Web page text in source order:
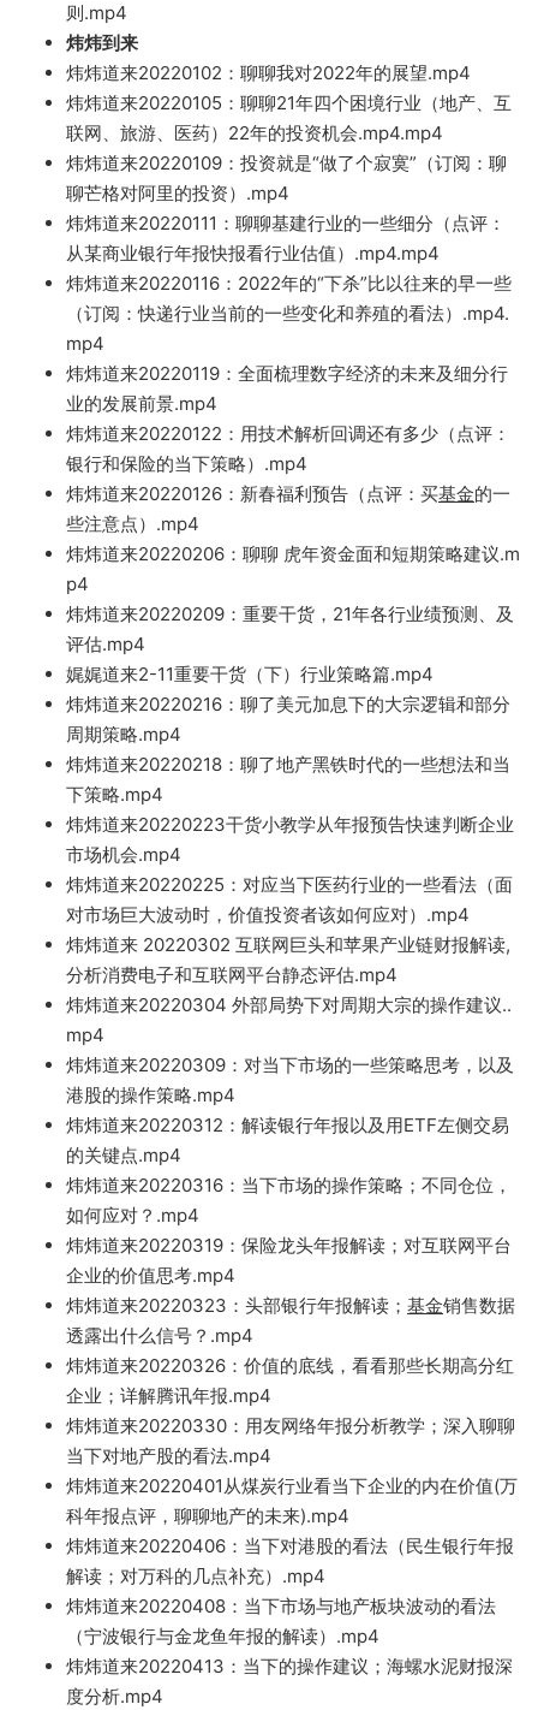
则.mp4
炜炜到来
炜炜道来20220102：聊聊我对2022年的展望.mp4
炜炜道来20220105：聊聊21年四个困境行业（地产、互
联网、旅游、医药）22年的投资机会.mp4.mp4
炜炜道来20220109：投资就是“做了个寂寞”（订阅：聊
聊芒格对阿里的投资）.mp4
炜炜道来20220111：聊聊基建行业的一些细分（点评：
从某商业银行年报快报看行业估值）.mp4.mp4
炜炜道来20220116：2022年的“下杀”比以往来的早一些
（订阅 ：快递行业当前的一些变化和养殖的看法）.mp4.
mp4
炜炜道来20220119：全面梳理数字经济的未来及细分行
业的发展前景.mp4
炜炜道来20220122： 用技术解析回调还有多少（点评：
银行和保险的当下策略）.mp4
炜炜道来20220126：新春福利 预告（点评：买基金的一
些注意点）.mp4
炜炜道来20220206：聊聊 虎年资金面和短期策略建议.m
p4
炜炜道来20220209：重要干货，21年各行业绩预测、及
评估.mp4
娓娓道来2-11重要干货（下）行业策略篇.mp4
炜炜道来20220216：聊了美元加息下的大宗逻辑和部分
周期策略.mp4
炜炜道来20220218：聊了地产黑铁时代的一些想法和当
下策略.mp4
炜炜道来20220223干货小教学从年报预告快速判断企业
市场机会.mp4
炜炜道来20220225：对应当下医药行业的一些看法（面
对市场巨大波动时， 价值投资者该如何应对）.mp4
炜炜道来 20220302 互联网巨头和苹果产业链财报解读,
分析消费电子和互联网平台静态评估.mp4
炜炜道来20220304 外部局势下对周期大宗的操作建议..
mp4
炜炜道来20220309：对当下市场的一些策略思考，以及
港股的操作策略.mp4
炜炜道来20220312：解读银行年报以及用ETF左侧交易
的关键点.mp4
炜炜道来20220316：当下市场的操作策略；不同仓位，
如何应对？.mp4
炜炜道来20220319：保险龙头年报解读；对互联网平台
企业的价值思考.mp4
炜炜道来20220323：头部银行年报解读 ； 基金销售数据
透露出什么信号 ？.mp4
炜炜道来20220326：价值的底线，看看那些长期高分红
企业；详解腾讯年报.mp4
炜炜道来20220330：用友网络年报分析教学；深入聊聊
当下对地产股的看法.mp4
炜炜道来20220401从煤炭行业看当下企业的内在价值(万
科年报点评，聊聊地产的未来).mp4
炜炜道来20220406：当下对港股的看法（民生银行年报
解读；对万科的几点补充）.mp4
炜炜道来20220408：当下市场与地产板块波动的看法
（宁波银行与金龙鱼年报的解读）.mp4
炜炜道来20220413：当下的操作建议；海螺水泥财报深
度分析.mp4